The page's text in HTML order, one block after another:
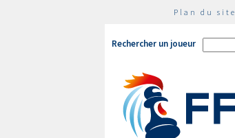
Plan du site
Rechercher un joueur